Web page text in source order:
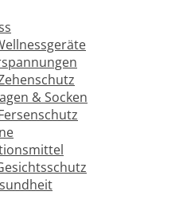
& Socken